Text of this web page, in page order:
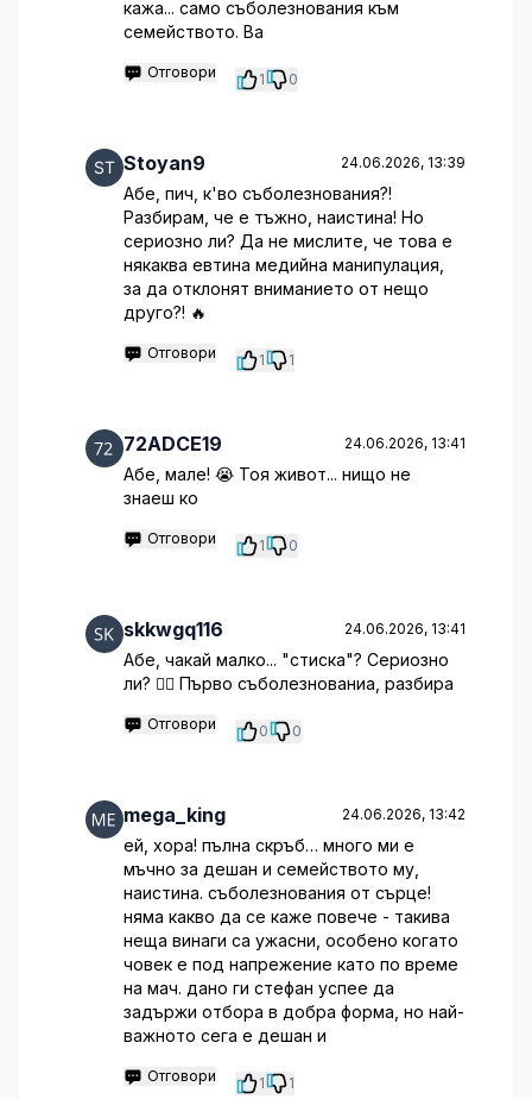
кажа... само съболезнования към
семейството. Ва
Отговори 1 0
Stoyan9 24.06.2026, 13:39
Абе, пич, к'во съболезнования?!
Разбирам, че е тъжно, наистина! Но
сериозно ли? Да не мислите, че това е
някаква евтина медийна манипулация,
за да отклонят вниманието от нещо
друго?! 🔥
Отговори 1 1
72ADCE19 24.06.2026, 13:41
Абе, мале! 😭 Тоя живот... нищо не
знаеш ко
Отговори 1 0
skkwgq116 24.06.2026, 13:41
Абе, чакай малко... "стиска"? Сериозно
ли? 🤦‍♂️ Първо съболезнованиа, разбира
Отговори 0 0
mega_king 24.06.2026, 13:42
ей, хора! пълна скръб… много ми е
мъчно за дешан и семейството му,
наистина. съболезнования от сърце!
няма какво да се каже повече - такива
неща винаги са ужасни, особено когато
човек е под напрежение като по време
на мач. дано ги стефан успее да
задържи отбора в добра форма, но най-
важното сега е дешан и
Отговори 1 1